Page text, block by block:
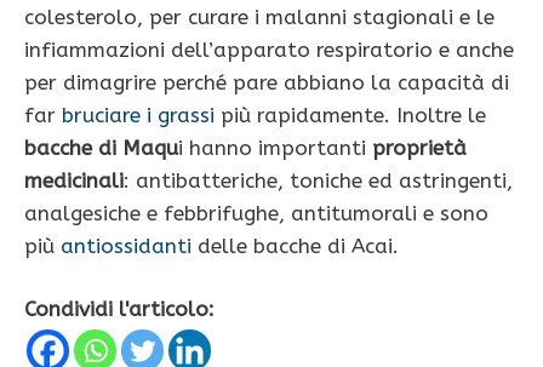
colesterolo, per curare i malanni stagionali e le
infiammazioni dell’apparato respiratorio e anche
per dimagrire perché pare abbiano la capacità di
far bruciare i grassi più rapidamente. Inoltre le
bacche di Maqui hanno importanti proprietà
medicinali: antibatteriche, toniche ed astringenti,
analgesiche e febbrifughe, antitumorali e sono
più antiossidanti delle bacche di Acai.
Condividi l'articolo: